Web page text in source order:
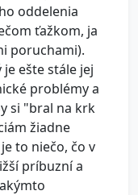
oddelenia
ťažkom, ja
poruchami).
ešte stále jej
problémy a
si "bral na krk
žiadne
to niečo, čo v
príbuzní a